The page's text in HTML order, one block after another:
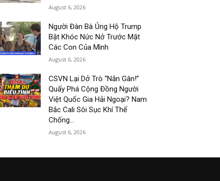
August 6, 2026
Người Đàn Bà Ủng Hộ Trump
Bật Khóc Nức Nở Trước Mặt
Các Con Của Mình
August 6, 2026
CSVN Lại Dở Trò “Nắn Gân!”
Quấy Phá Cộng Đồng Người
Việt Quốc Gia Hải Ngoại? Nam
Bắc Cali Sôi Sục Khí Thế
Chống...
August 6, 2026